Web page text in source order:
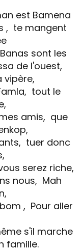
est Bamena
, te mangent
sont les
de l'ouest,
vipère,
tout le
amis, que
tuer donc
serez riche,
nous, Mah
, Pour aller
s'il marche
famille.